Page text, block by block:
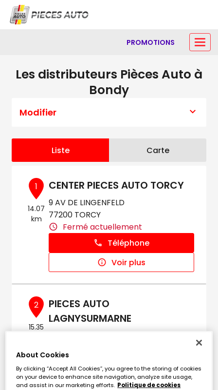
PROMOTIONS
Les distributeurs Pièces Auto à
Bondy
Modifier
Liste Carte
1
14.07
km
CENTER PIECES AUTO TORCY
9 AV DE LINGENFELD
77200 TORCY
Fermé actuellement
Téléphone
Voir plus
2
15.35
PIECES AUTO
LAGNYSURMARNE
Fermé actuellement
Téléphone
About Cookies
By clicking “Accept All Cookies”, you agree to the storing of cookies
on your device to enhance site navigation, analyze site usage,
and assist in our marketing efforts. Politique de cookies